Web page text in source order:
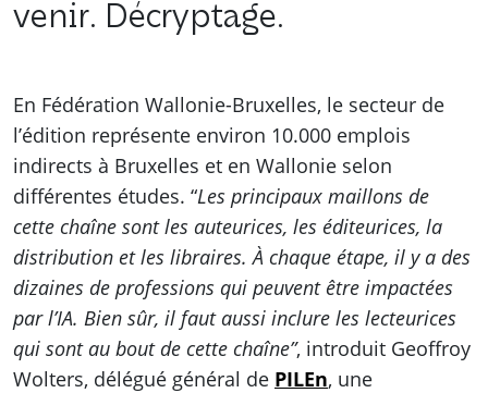
venir. Décryptage.
En Fédération Wallonie-Bruxelles, le secteur de
l’édition représente environ 10.000 emplois
indirects à Bruxelles et en Wallonie selon
différentes études. “Les principaux maillons de
cette chaîne sont les auteurices, les éditeurices, la
distribution et les libraires. À chaque étape, il y a des
dizaines de professions qui peuvent être impactées
par l’IA. Bien sûr, il faut aussi inclure les lecteurices
qui sont au bout de cette chaîne”, introduit Geoffroy
Wolters, délégué général de PILEn, une